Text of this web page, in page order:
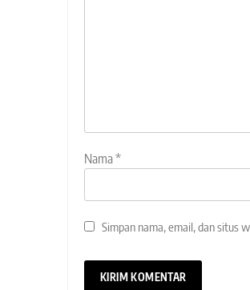
Nama*
Simpan nama, email, dan situs